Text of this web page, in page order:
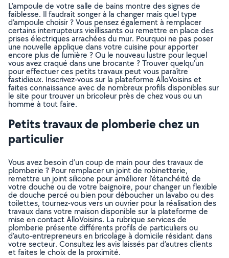
L’ampoule de votre salle de bains montre des signes de
faiblesse. Il faudrait songer à la changer mais quel type
d’ampoule choisir ? Vous pensez également à remplacer
certains interrupteurs vieillissants ou remettre en place des
prises électriques arrachées du mur. Pourquoi ne pas poser
une nouvelle applique dans votre cuisine pour apporter
encore plus de lumière ? Ou le nouveau lustre pour lequel
vous avez craqué dans une brocante ? Trouver quelqu’un
pour effectuer ces petits travaux peut vous paraître
fastidieux. Inscrivez-vous sur la plateforme AlloVoisins et
faites connaissance avec de nombreux profils disponibles sur
le site pour trouver un bricoleur près de chez vous ou un
homme à tout faire.
Petits travaux de plomberie chez un
particulier
Vous avez besoin d’un coup de main pour des travaux de
plomberie ? Pour remplacer un joint de robinetterie,
remettre un joint silicone pour améliorer l’étanchéité de
votre douche ou de votre baignoire, pour changer un flexible
de douche percé ou bien pour déboucher un lavabo ou des
toilettes, tournez-vous vers un ouvrier pour la réalisation des
travaux dans votre maison disponible sur la plateforme de
mise en contact AlloVoisins. La rubrique services de
plomberie présente différents profils de particuliers ou
d’auto-entrepreneurs en bricolage à domicile résidant dans
votre secteur. Consultez les avis laissés par d’autres clients
et faites le choix de la proximité.